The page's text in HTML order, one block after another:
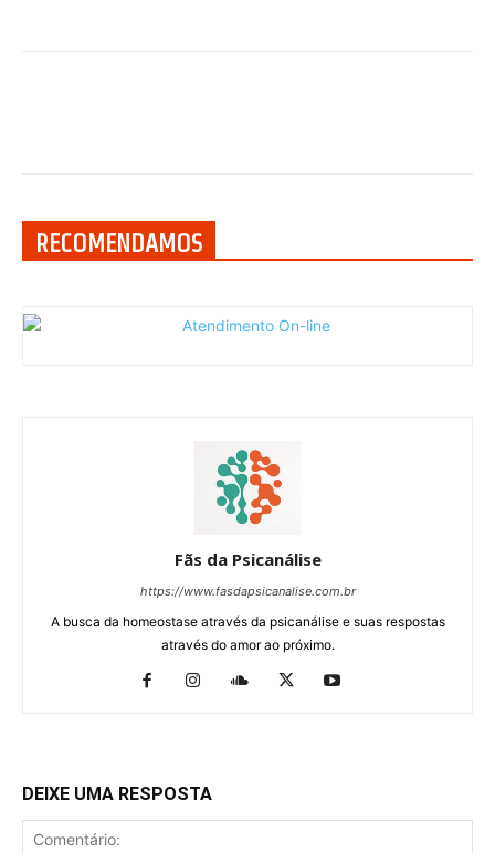
RECOMENDAMOS
Fãs da Psicanálise
https://www.fasdapsicanalise.com.br
A busca da homeostase através da psicanálise e suas respostas
através do amor ao próximo.
DEIXE UMA RESPOSTA